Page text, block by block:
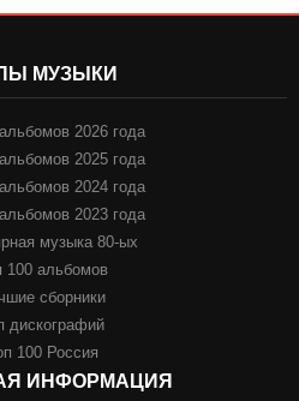
МУЗЫКИ
2026 года
2025 года
2024 года
2023 года
музыка 80-ых
100 альбомов
сборники
дискографий
100 Россия
ИНФОРМАЦИЯ